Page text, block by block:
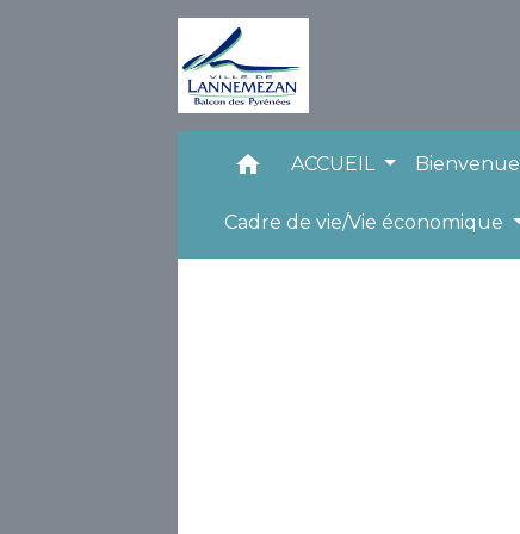
home ACCUEIL Bienvenue
Cadre de vie/Vie économique